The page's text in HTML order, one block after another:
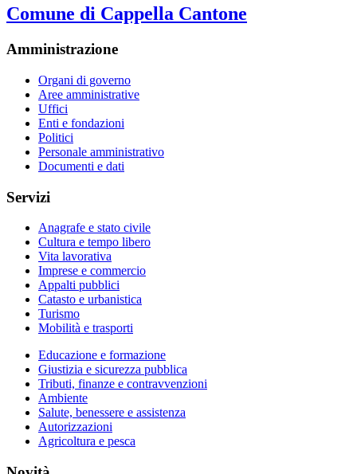
Comune di Cappella Cantone
Amministrazione
Organi di governo
Aree amministrative
Uffici
Enti e fondazioni
Politici
Personale amministrativo
Documenti e dati
Servizi
Anagrafe e stato civile
Cultura e tempo libero
Vita lavorativa
Imprese e commercio
Appalti pubblici
Catasto e urbanistica
Turismo
Mobilità e trasporti
Educazione e formazione
Giustizia e sicurezza pubblica
Tributi, finanze e contravvenzioni
Ambiente
Salute, benessere e assistenza
Autorizzazioni
Agricoltura e pesca